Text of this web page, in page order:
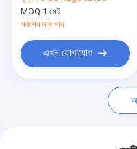
উদ্ধৃতির জন্য আবেদন
ঢেউতোলা শক্ত কাগজ ফ্লেক্সো
MOQ:1 সেট
সর্বশেষ দাম পান
এখন যোগাযোগ